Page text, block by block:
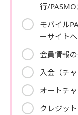
行/
モバイル
ーサイト
会員情報
入金（チ
オートチ
クレジッ